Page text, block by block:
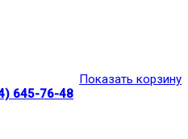
Показать корзину
645-76-48